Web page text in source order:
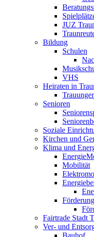
JUZ
Bildung
Schulen
VHS
Heiraten in
Senioren
Soziale
Kirchen und
Klima und
Mobilität
Fairtrade Stadt
Ver- und
Bauhof